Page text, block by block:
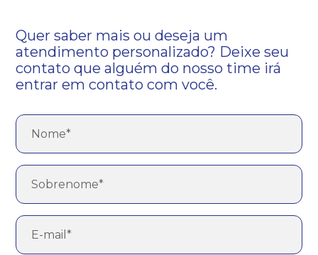
Quer saber mais ou deseja um
atendimento personalizado? Deixe seu
contato que alguém do nosso time irá
entrar em contato com você.